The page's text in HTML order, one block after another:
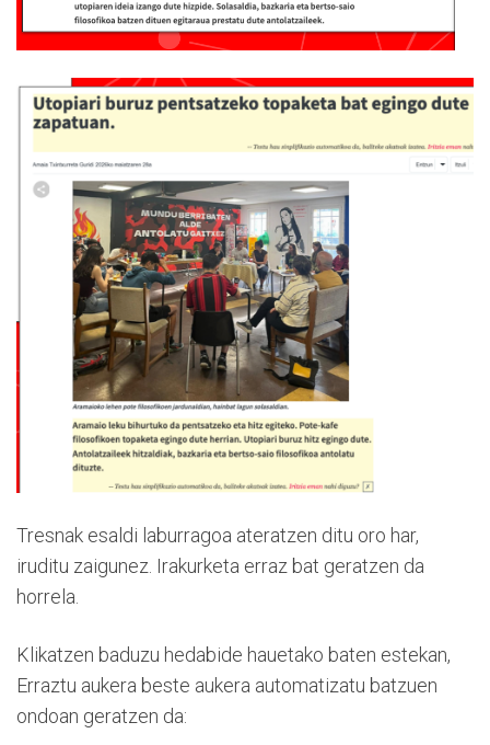
Tresnak esaldi laburragoa ateratzen ditu oro har,
iruditu zaigunez. Irakurketa erraz bat geratzen da
horrela.
Klikatzen baduzu hedabide hauetako baten estekan,
Erraztu aukera beste aukera automatizatu batzuen
ondoan geratzen da: